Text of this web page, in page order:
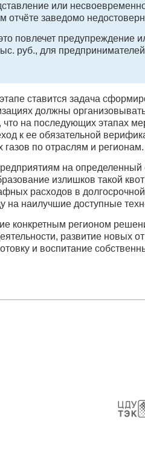
или
отчёте заведомо
повлечет предупреждение
руб., для
ставится задача
должны
на последующих этапах
к ее обязательной
по отраслям и регионам.
на
излишков такой
расходов в
на наилучшие доступные
конкретным регионом
развитие
и воспитание